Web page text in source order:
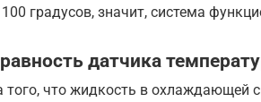
градусов, значит, система
датчика
того, что жидкость в охлаждающей